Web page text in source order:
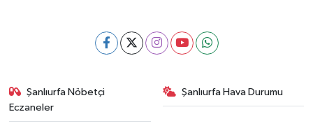
Şanlıurfa Nöbetçi
Eczaneler
Şanlıurfa Hava Durumu